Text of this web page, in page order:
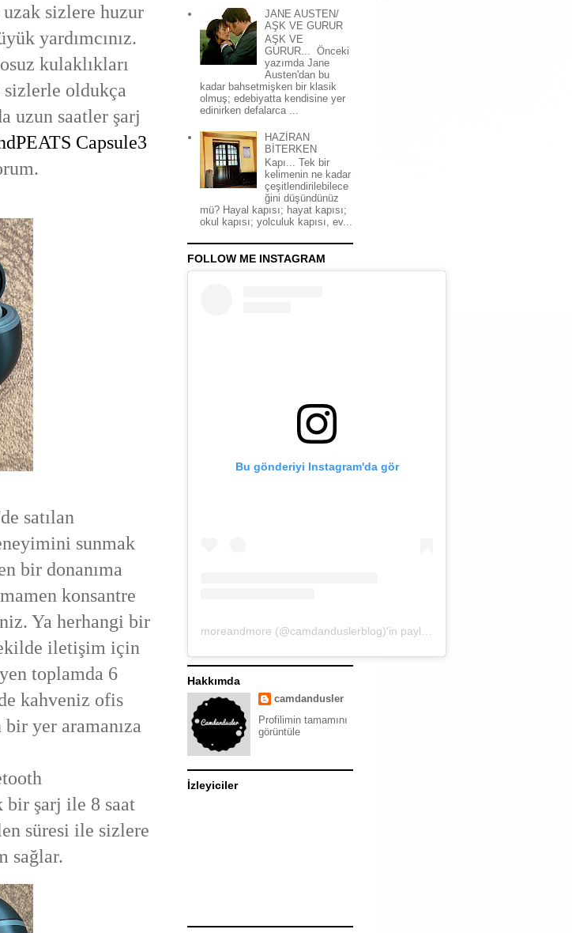
uzak sizlere huzur
yardımcınız.
kulaklıkları
sizlerle oldukça
uzun saatler şarj
Capsule3
satılan
sunmak
bir donanıma
konsantre
Ya herhangi bir
iletişim için
toplamda 6
kahveniz ofis
bir yer aramanıza
şarj ile 8 saat
süresi ile sizlere
sağlar.
JANE AUSTEN/
AŞK VE GURUR
AŞK VE
GURUR... Önceki
yazımda Jane
Austen'dan bu
kadar bahsetmişken bir klasik
olmuş; edebiyatta kendisine yer
edinirken defalarca ...
HAZİRAN
BİTERKEN
Kapı... Tek bir
kelimenin ne kadar
çeşitlendirilebilece
ğini düşündünüz
mü? Hayal kapısı; hayat kapısı;
okul kapısı; yolculuk kapısı, ev...
FOLLOW ME INSTAGRAM
Bu gönderiyi Instagram'da gör
Hakkımda
camdandusler
Profilimin tamamını
görüntüle
İzleyiciler